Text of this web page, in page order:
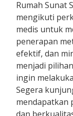
Rumah Sunat
mengikuti
medis untuk
penerapan
efektif, dan
menjadi
ingin
Segera
mendapatkan